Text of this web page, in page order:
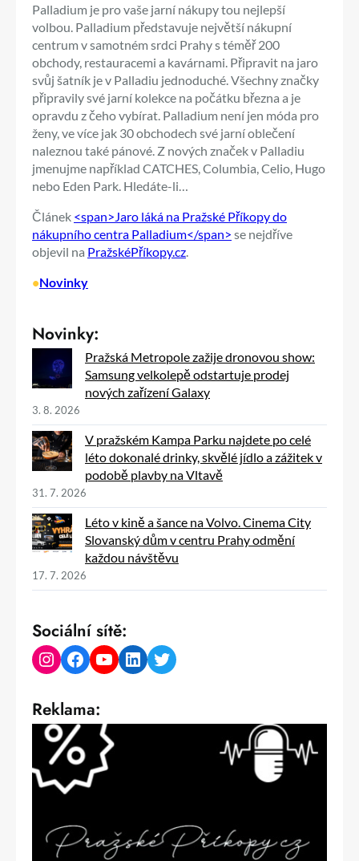
Palladium je pro vaše jarní nákupy tou nejlepší
volbou. Palladium představuje největší nákupní
centrum v samotném srdci Prahy s téměř 200
obchody, restauracemi a kavárnami. Připravit na jaro
svůj šatník je v Palladiu jednoduché. Všechny značky
připravily své jarní kolekce na počátku března a je
opravdu z čeho vybírat. Palladium není jen móda pro
ženy, ve více jak 30 obchodech své jarní oblečení
naleznou také pánové. Z nových značek v Palladiu
jmenujme například CATCHES, Columbia, Celio, Hugo
nebo Eden Park. Hledáte-li…
Článek <span>Jaro láká na Pražské Příkopy do
nákupního centra Palladium</span> se nejdříve
objevil na PražskéPříkopy.cz
•Novinky
Novinky:
Pražská Metropole zažije dronovou show:
Samsung velkolepě odstartuje prodej
nových zařízení Galaxy
3. 8. 2026
V pražském Kampa Parku najdete po celé
léto dokonalé drinky, skvělé jídlo a zážitek v
podobě plavby na Vltavě
31. 7. 2026
Léto v kině a šance na Volvo. Cinema City
Slovanský dům v centru Prahy odmění
každou návštěvu
17. 7. 2026
Sociální sítě:
Instagram Facebook YouTube LinkedIn Twitter
Reklama: